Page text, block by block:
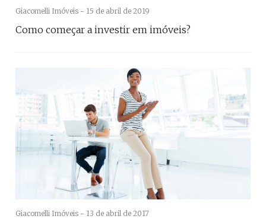
Giacomelli Imóveis - 15 de abril de 2019
Como começar a investir em imóveis?
Giacomelli Imóveis - 13 de abril de 2017